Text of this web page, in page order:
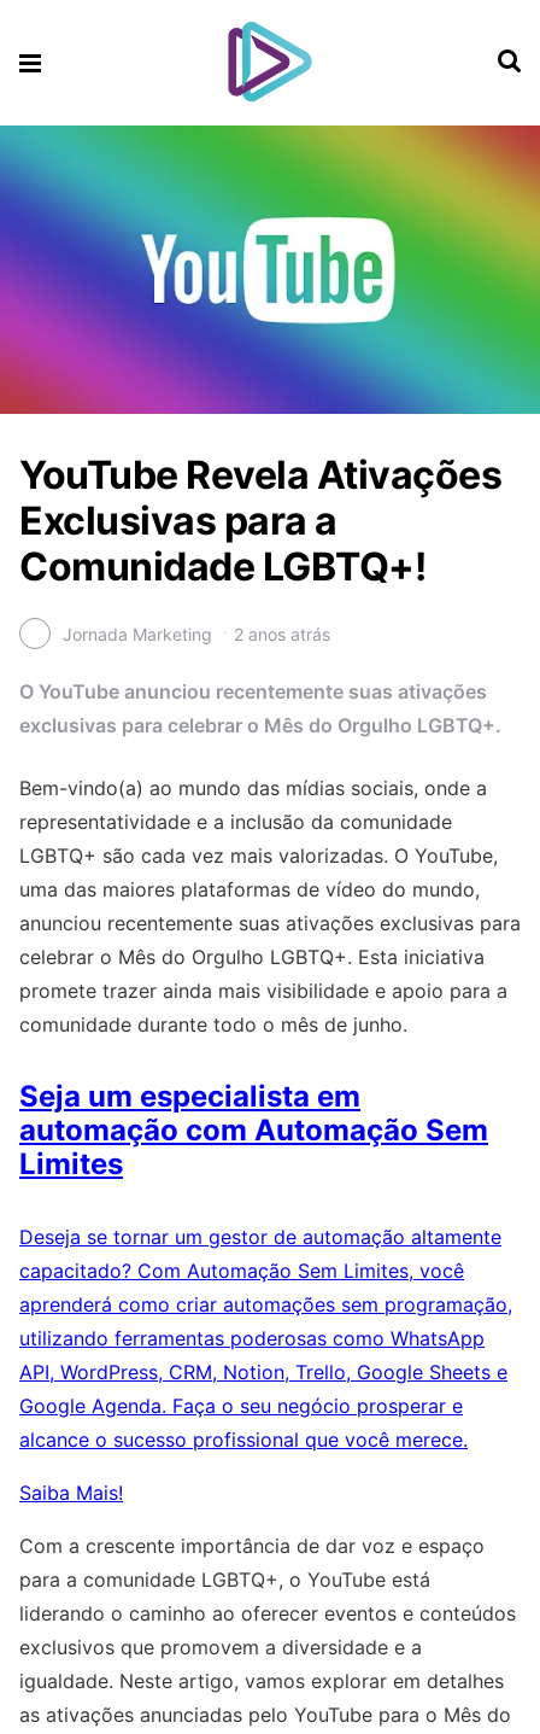
YouTube Revela Ativações
Exclusivas para a
Comunidade LGBTQ+!
Jornada Marketing 2 anos atrás
O YouTube anunciou recentemente suas ativações
exclusivas para celebrar o Mês do Orgulho LGBTQ+.
Bem-vindo(a) ao mundo das mídias sociais, onde a
representatividade e a inclusão da comunidade
LGBTQ+ são cada vez mais valorizadas. O YouTube,
uma das maiores plataformas de vídeo do mundo,
anunciou recentemente suas ativações exclusivas para
celebrar o Mês do Orgulho LGBTQ+. Esta iniciativa
promete trazer ainda mais visibilidade e apoio para a
comunidade durante todo o mês de junho.
Seja um especialista em
automação com Automação Sem
Limites
Deseja se tornar um gestor de automação altamente
capacitado? Com Automação Sem Limites, você
aprenderá como criar automações sem programação,
utilizando ferramentas poderosas como WhatsApp
API, WordPress, CRM, Notion, Trello, Google Sheets e
Google Agenda. Faça o seu negócio prosperar e
alcance o sucesso profissional que você merece.
Saiba Mais!
Com a crescente importância de dar voz e espaço
para a comunidade LGBTQ+, o YouTube está
liderando o caminho ao oferecer eventos e conteúdos
exclusivos que promovem a diversidade e a
igualdade. Neste artigo, vamos explorar em detalhes
as ativações anunciadas pelo YouTube para o Mês do